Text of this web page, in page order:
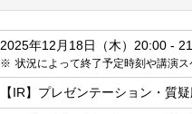
2025年12月18日（木）20:00 -
状況によって終了予定時刻や講演
【IR】プレゼンテーション・質